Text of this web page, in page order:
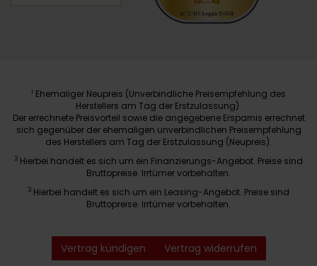
1 Ehemaliger Neupreis (Unverbindliche Preisempfehlung des
Herstellers am Tag der Erstzulassung).
Der errechnete Preisvorteil sowie die angegebene Ersparnis errechnet
sich gegenüber der ehemaligen unverbindlichen Preisempfehlung
des Herstellers am Tag der Erstzulassung (Neupreis).
2 Hierbei handelt es sich um ein Finanzierungs-Angebot. Preise sind
Bruttopreise. Irrtümer vorbehalten.
3 Hierbei handelt es sich um ein Leasing-Angebot. Preise sind
Bruttopreise. Irrtümer vorbehalten.
Vertrag kündigen Vertrag widerrufen